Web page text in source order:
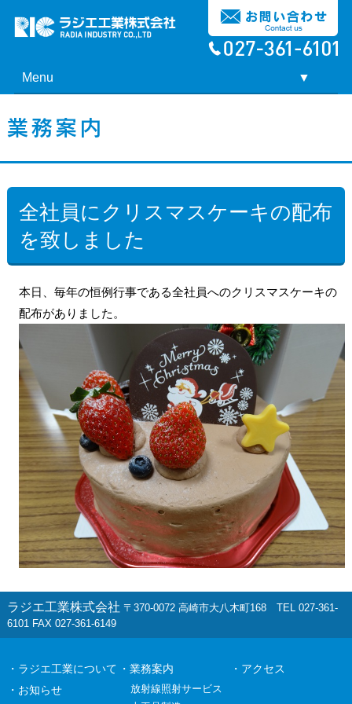
Menu ▼
全社員にクリスマスケーキの配布
を致しました
本日、毎年の恒例行事である全社員へのクリスマスケーキの
配布がありました。
ラジエ工業株式会社 〒370-0072 高崎市大八木町168 TEL 027-361-
6101 FAX 027-361-6149
・ラジエ工業について
・お知らせ
・業務案内
放射線照射サービス
・アクセス